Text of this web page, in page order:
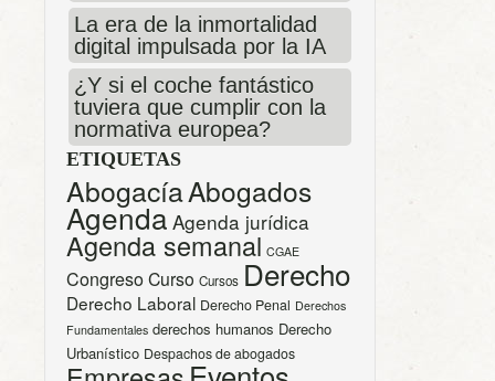
La era de la inmortalidad
digital impulsada por la IA
¿Y si el coche fantástico
tuviera que cumplir con la
normativa europea?
ETIQUETAS
AbogacíaAbogados
Agenda Agenda jurídica
Agenda semanal CGAE
CongresoCurso Cursos Derecho
Derecho Laboral Derecho Penal Derechos
Fundamentales derechos humanos Derecho
Urbanístico Despachos de abogados